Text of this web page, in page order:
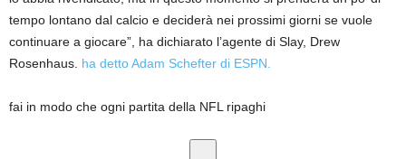
tempo lontano dal calcio e deciderà nei prossimi giorni se vuole
continuare a giocare”, ha dichiarato l’agente di Slay, Drew
Rosenhaus. ha detto Adam Schefter di ESPN.
fai in modo che ogni partita della NFL ripaghi